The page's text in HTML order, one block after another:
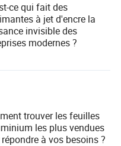
ce qui fait des
à jet d'encre la
invisible des
modernes ?
trouver les feuilles
les plus vendues
à vos besoins ?